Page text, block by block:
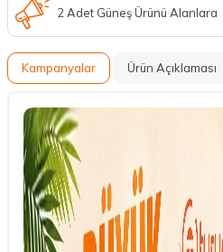
2 Adet Güneş Ürünü Alanlara
Kampanyalar Ürün Açıklaması